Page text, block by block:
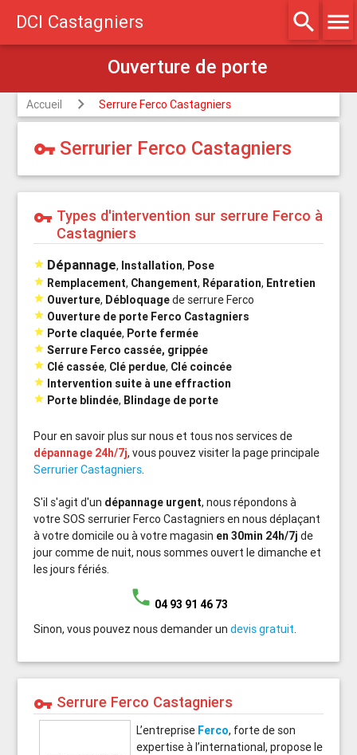
DCI Castagniers search menu
Accueil Serrure Ferco Castagniers
vpn_key Serrurier Ferco Castagniers
vpn_key Types d'intervention sur serrure Ferco à
Castagniers
 Dépannage, Installation, Pose
 Remplacement, Changement, Réparation, Entretien
 Ouverture, Débloquagede serrure Ferco
 Ouverture de porte Ferco Castagniers
 Porte claquée, Porte fermée
 Serrure Ferco cassée, grippée
 Clé cassée, Clé perdue, Clé coincée
 Intervention suite à une effraction
 Porte blindée, Blindage de porte
Pour en savoir plus sur nous et tous nos services de
dépannage 24h/7j, vous pouvez visiter la page principale
Serrurier Castagniers.
S'il s'agit d'un dépannage urgent, nous répondons à
votre SOS serrurier Ferco Castagniers en nous déplaçant
à votre domicile ou à votre magasin en 30min 24h/7j de
jour comme de nuit, nous sommes ouvert le dimanche et
les jours fériés.
phone 04 93 91 46 73
Sinon, vous pouvez nous demander undevis gratuit.
vpn_key Serrure Ferco Castagniers
L’entreprise Ferco, forte de son
expertise à l’international, propose le